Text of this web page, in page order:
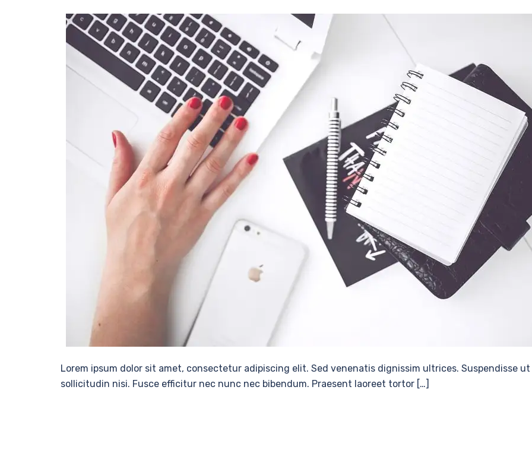
Lorem ipsum dolor sit amet, consectetur adipiscing elit. Sed venenatis dignissim ultrices. Suspendisse ut
sollicitudin nisi. Fusce efficitur nec nunc nec bibendum. Praesent laoreet tortor […]